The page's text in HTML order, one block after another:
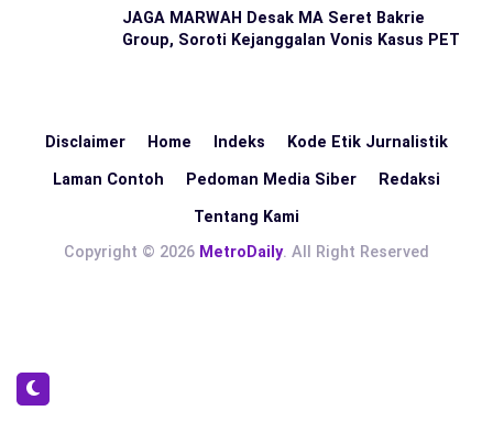
JAGA MARWAH Desak MA Seret Bakrie
Group, Soroti Kejanggalan Vonis Kasus PET
Disclaimer Home Indeks Kode Etik Jurnalistik
Laman Contoh Pedoman Media Siber Redaksi
Tentang Kami
Copyright © 2026 MetroDaily. All Right Reserved